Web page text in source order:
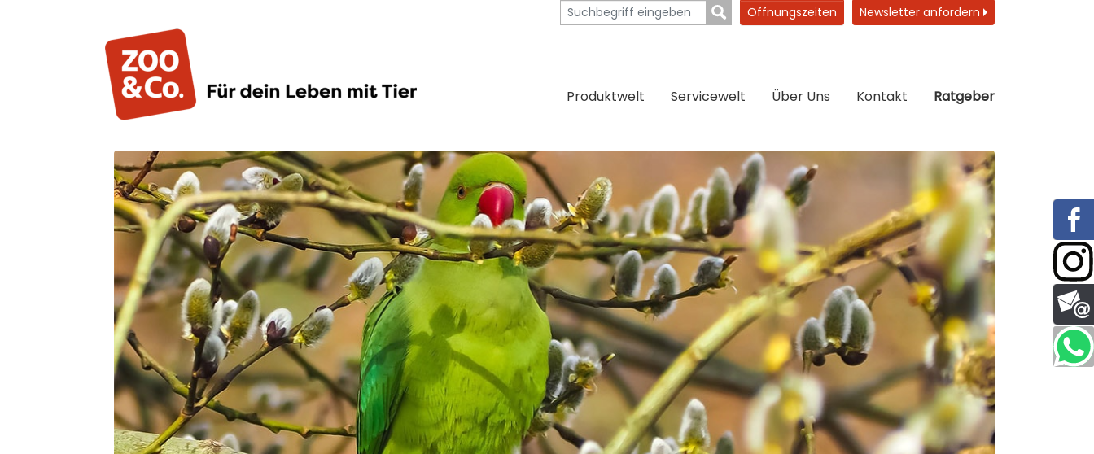
Öffnungszeiten Newsletter anfordern
Produktwelt Servicewelt Über Uns Kontakt Ratgeber